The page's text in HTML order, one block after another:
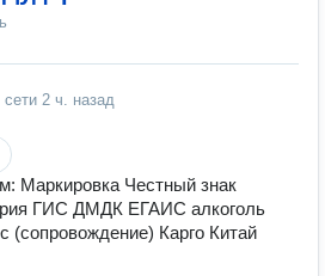
сети 2 ч. назад
Маркировка Честный знак
ГИС ДМДК ЕГАИС алкоголь
(сопровождение) Карго Китай